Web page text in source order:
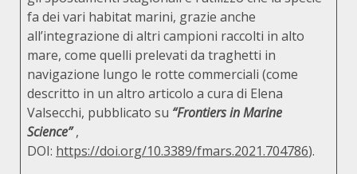
fa dei vari habitat marini, grazie anche
all’integrazione di altri campioni raccolti in alto
mare, come quelli prelevati da traghetti in
navigazione lungo le rotte commerciali (come
descritto in un altro articolo a cura di Elena
Valsecchi, pubblicato su “Frontiers in Marine
Science”,
DOI: https://doi.org/10.3389/fmars.2021.704786).